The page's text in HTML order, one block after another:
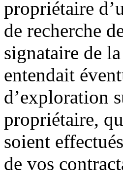
propriétaire
de recherche
signataire de
entendait
d’exploration
propriétaire,
soient
de vos